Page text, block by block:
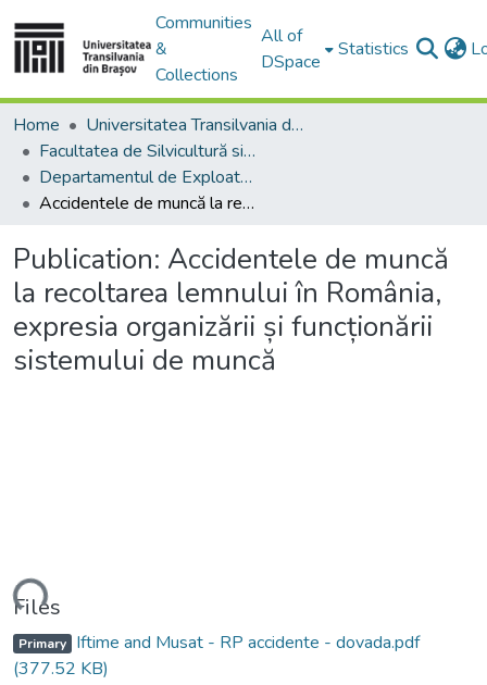
Communities
&
Collections
All of
DSpace
Statistics
Home
Universitatea Transilvania din Brasov
Facultatea de Silvicultură si Exploatări Forestiere
Departamentul de Exploatări Forestiere, Amenajarea Pădurilor şi Măsurători Terestre
Accidentele de muncă la recoltarea lemnului în România, expresia organizării și funcționării sistemului de muncă
Publication: Accidentele de muncă
la recoltarea lemnului în România,
expresia organizării și funcționării
sistemului de muncă
Files
Primary Iftime and Musat - RP accidente - dovada.pdf
(377.52 KB)